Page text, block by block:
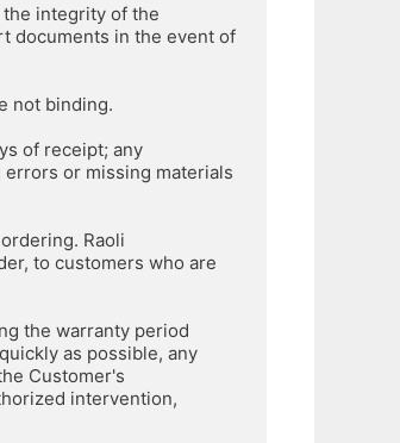
integrity of the
documents in the event of
not binding.
of receipt; any
or missing materials
Raoli
to customers who are
the warranty period
as possible, any
Customer's
intervention,